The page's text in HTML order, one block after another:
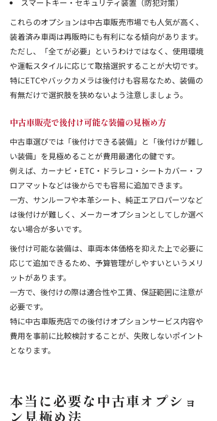
スマートキー・セキュリティ装置（防犯対策）
これらのオプションは中古車販売市場でも人気が高く、
装着済み車両は再販時にも有利になる傾向があります。
ただし、「全てが必要」というわけではなく、使用環境
や運転スタイルに応じて取捨選択することが大切です。
特にETCやバックカメラは後付けも容易なため、装備の
有無だけで選択肢を狭めないよう注意しましょう。
中古車販売で後付け可能な装備の見極め方
中古車選びでは「後付けできる装備」と「後付けが難し
い装備」を見極めることが費用最適化の鍵です。
例えば、カーナビ・ETC・ドラレコ・シートカバー・フ
ロアマットなどは後からでも容易に追加できます。
一方、サンルーフや本革シート、純正エアロパーツなど
は後付けが難しく、メーカーオプションとしてしか選べ
ない場合が多いです。
後付け可能な装備は、車両本体価格を抑えた上で必要に
応じて追加できるため、予算管理がしやすいというメリ
ットがあります。
一方で、後付けの際は適合性や工賃、保証範囲に注意が
必要です。
特に中古車販売店での後付けオプションサービス内容や
費用を事前に比較検討することが、失敗しないポイント
となります。
本当に必要な中古車オプショ